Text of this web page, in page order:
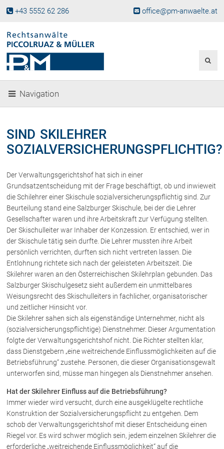
+43 5552 62 286 office@pm-anwaelte.at
Fachgebiete
Gesellschaftsgründung &
Beteiligungen
Immobilienrecht, Bauträgerrecht
Ferienimmobilien in Vorarlberg
Familienrecht und Scheidungen
Prozessführung und
Skiunfälle in Österreich
Über uns
Kanzleiteam
Netzwerk
Download
Die Österreichischen Rechtsanwälte
Anwälte
Dr. Stefan Müller
Dr. Petra Piccolruaz
Mag. Patrick Piccolruaz
Dr. Roland Piccolruaz †
Mag. Raphaela Klotz
Navigation
SIND SKILEHRER
SOZIALVERSICHERUNGSPFLICHTIG?
Der Verwaltungsgerichtshof hat sich in einer
Grundsatzentscheidung mit der Frage beschäftigt, ob und inwieweit
die Schilehrer einer Skischule sozialversicherungspflichtig sind. Zur
Beurteilung stand eine Salzburger Skischule, bei der die Lehrer
Gesellschafter waren und ihre Arbeitskraft zur Verfügung stellten.
Der Skischulleiter war Inhaber der Konzession. Er entschied, wer in
der Skischule tätig sein durfte. Die Lehrer mussten ihre Arbeit
persönlich verrichten, durften sich nicht vertreten lassen. Die
Entlohnung richtete sich nach der geleisteten Arbeitszeit. Die
Skilehrer waren an den Österreichischen Skilehrplan gebunden. Das
Salzburger Skischulgesetz sieht außerdem ein unmittelbares
Weisungsrecht des Skischulleiters in fachlicher, organisatorischer
und zeitlicher Hinsicht vor.
Die Skilehrer sahen sich als eigenständige Unternehmer, nicht als
(sozialversicherungspflichtige) Dienstnehmer. Dieser Argumentation
folgte der Verwaltungsgerichtshof nicht. Die Richter stellten klar,
dass Dienstgebern „eine weitreichende Einflussmöglichkeiten auf die
Betriebsführung“ zustehe. Personen, die dieser Organisationsgewalt
unterworfen sind, müsse man hingegen als Dienstnehmer ansehen.
Hat der Skilehrer Einfluss auf die Betriebsführung?
Immer wieder wird versucht, durch eine ausgeklügelte rechtliche
Konstruktion der Sozialversicherungspflicht zu entgehen. Dem
schob der Verwaltungsgerichtshof mit dieser Entscheidung einen
Riegel vor. Es wird schwer möglich sein, jedem einzelnen Skilehrer die
erforderliche „weitreichende Einflussmöglichkeit“ auf die